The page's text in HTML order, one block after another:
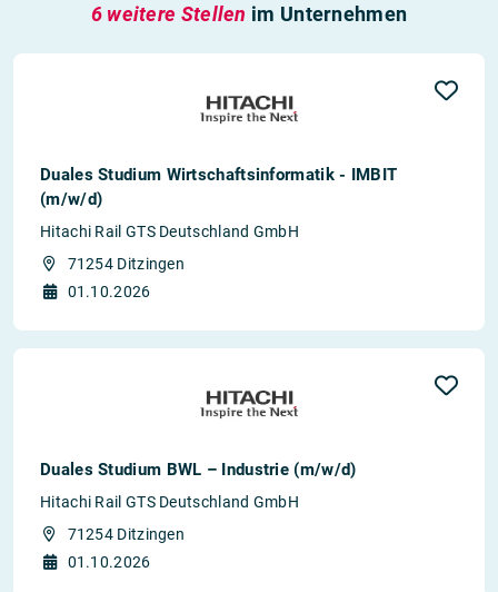
6 weitere Stellen im Unternehmen
Duales Studium Wirtschaftsinformatik - IMBIT
(m/w/d)
Hitachi Rail GTS Deutschland GmbH
71254 Ditzingen
01.10.2026
Duales Studium BWL – Industrie (m/w/d)
Hitachi Rail GTS Deutschland GmbH
71254 Ditzingen
01.10.2026